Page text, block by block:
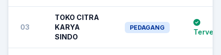
03
TOKO CITRA
KARYA
SINDO
PEDAGANG